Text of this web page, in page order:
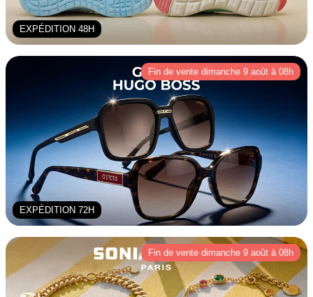
EXPÉDITION 48H
Fin de vente dimanche 9 août à 08h
EXPÉDITION 72H
Fin de vente dimanche 9 août à 08h